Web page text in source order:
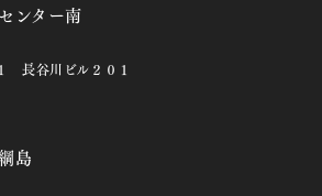
ンター南
長谷川ビル２０１
島